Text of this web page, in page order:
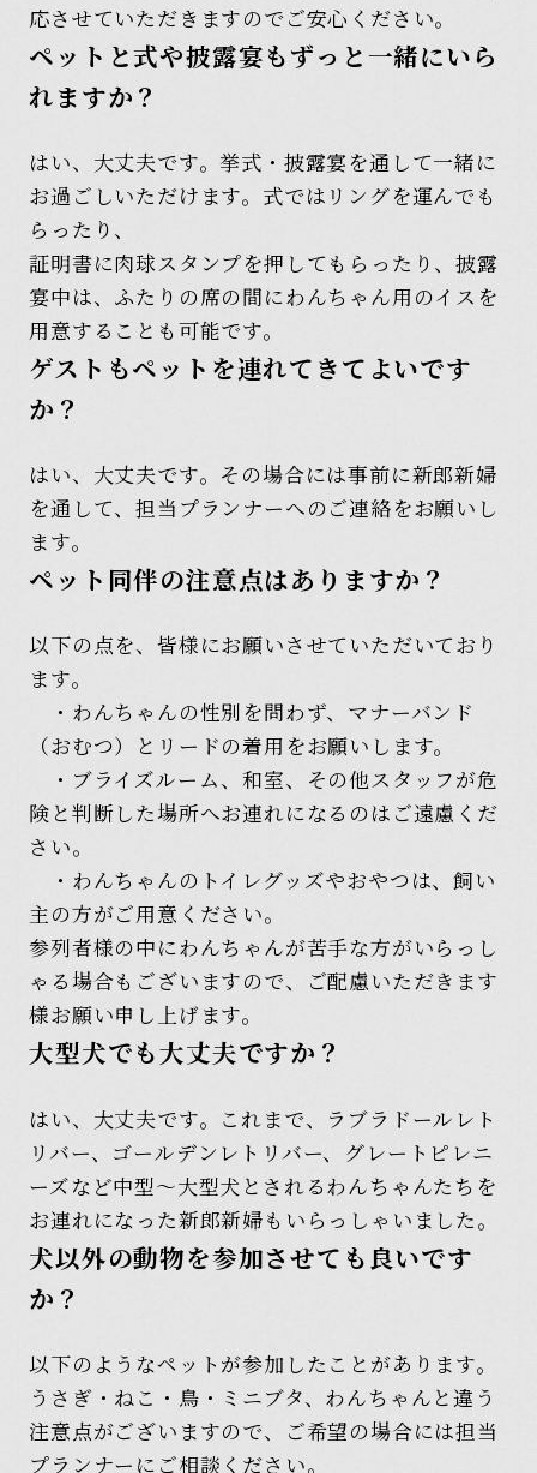
応させていただきますのでご安心ください。
ペットと式や披露宴もずっと一緒にいら
れますか？
はい、大丈夫です。挙式・披露宴を通して一緒に
お過ごしいただけます。式ではリングを運んでも
らったり、
証明書に肉球スタンプを押してもらったり、披露
宴中は、ふたりの席の間にわんちゃん用のイスを
用意することも可能です。
ゲストもペットを連れてきてよいです
か？
はい、大丈夫です。その場合には事前に新郎新婦
を通して、担当プランナーへのご連絡をお願いし
ます。
ペット同伴の注意点はありますか？
以下の点を、皆様にお願いさせていただいており
ます。
・わんちゃんの性別を問わず、マナーバンド
（おむつ）とリードの着用をお願いします。
・ブライズルーム、和室、その他スタッフが危
険と判断した場所へお連れになるのはご遠慮くだ
さい。
・わんちゃんのトイレグッズやおやつは、飼い
主の方がご用意ください。
参列者様の中にわんちゃんが苦手な方がいらっし
ゃる場合もございますので、ご配慮いただきます
様お願い申し上げます。
大型犬でも大丈夫ですか？
はい、大丈夫です。これまで、ラブラドールレト
リバー、ゴールデンレトリバー、グレートピレニ
ーズなど中型～大型犬とされるわんちゃんたちを
お連れになった新郎新婦もいらっしゃいました。
犬以外の動物を参加させても良いです
か？
以下のようなペットが参加したことがあります。
うさぎ・ねこ・鳥・ミニブタ、わんちゃんと違う
注意点がございますので、ご希望の場合には担当
プランナーにご相談ください。